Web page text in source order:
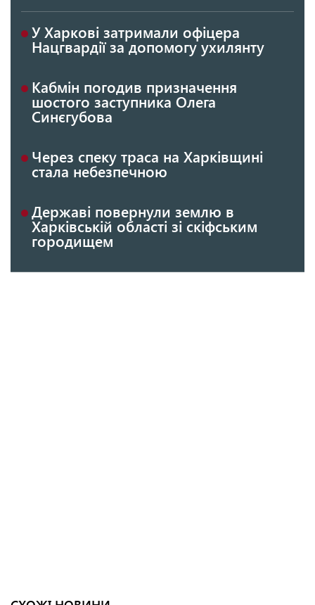
У Харкові затримали офіцера
Нацгвардії за допомогу ухилянту
Кабмін погодив призначення
шостого заступника Олега
Синєгубова
Через спеку траса на Харківщині
стала небезпечною
Державі повернули землю в
Харківській області зі скіфським
городищем